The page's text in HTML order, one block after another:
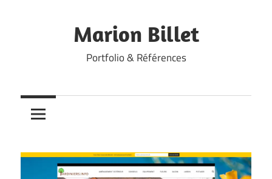
Marion Billet
Portfolio & Références